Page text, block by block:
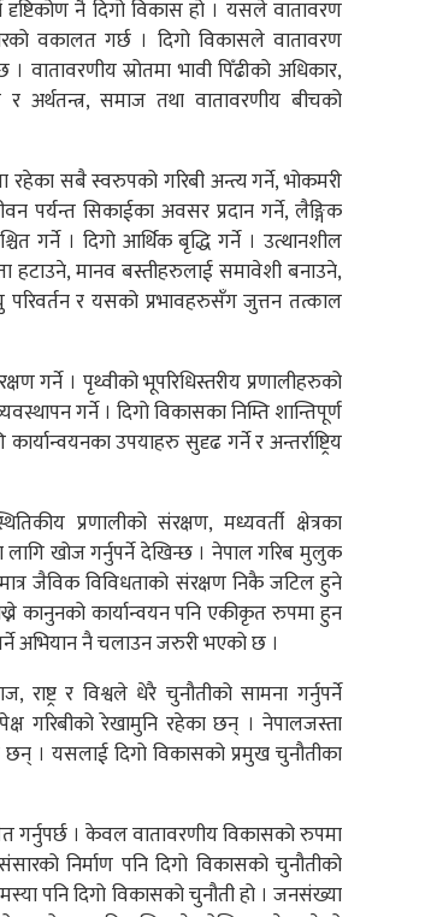
दृष्टिकोण नै दिगो विकास हो । यसले वातावरण
वकालत गर्छ । दिगो विकासले वातावरण
वातावरणीय स्रोतमा भावी पिँढीको अधिकार,
अर्थतन्त्र, समाज तथा वातावरणीय बीचको
रहेका सबै स्वरुपको गरिबी अन्त्य गर्ने, भोकमरी
पर्यन्त सिकाईका अवसर प्रदान गर्ने, लैङ्गिक
गर्ने । दिगो आर्थिक बृद्धि गर्ने । उत्थानशील
हटाउने, मानव बस्तीहरुलाई समावेशी बनाउने,
परिवर्तन र यसको प्रभावहरुसँग जुत्तन तत्काल
गर्ने । पृथ्वीको भूपरिधिस्तरीय प्रणालीहरुको
गर्ने । दिगो विकासका निम्ति शान्तिपूर्ण
उपयाहरु सुदृढ गर्ने र अन्तर्राष्ट्रिय
प्रणालीको संरक्षण, मध्यवर्ती क्षेत्रका
लागि खोज गर्नुपर्ने देखिन्छ । नेपाल गरिब मुलुक
जैविक विविधताको संरक्षण निकै जटिल हुने
कानुनको कार्यान्वयन पनि एकीकृत रुपमा हुन
अभियान नै चलाउन जरुरी भएको छ ।
राष्ट्र र विश्वले धेरै चुनौतीको सामना गर्नुपर्ने
गरिबीको रेखामुनि रहेका छन् । नेपालजस्ता
। यसलाई दिगो विकासको प्रमुख चुनौतीका
गर्नुपर्छ । केवल वातावरणीय विकासको रुपमा
निर्माण पनि दिगो विकासको चुनौतीको
पनि दिगो विकासको चुनौती हो । जनसंख्या